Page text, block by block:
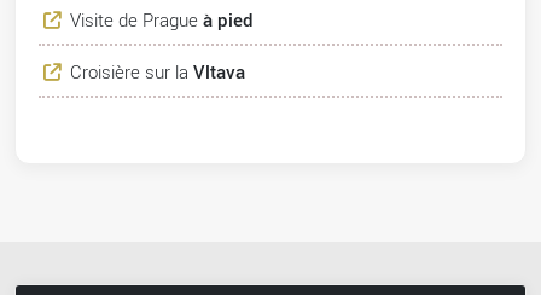
Visite de Pragueà pied
Croisière sur laVltava